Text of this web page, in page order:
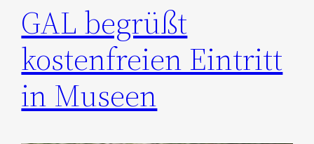
GAL begrüßt
kostenfreien Eintritt
in Museen